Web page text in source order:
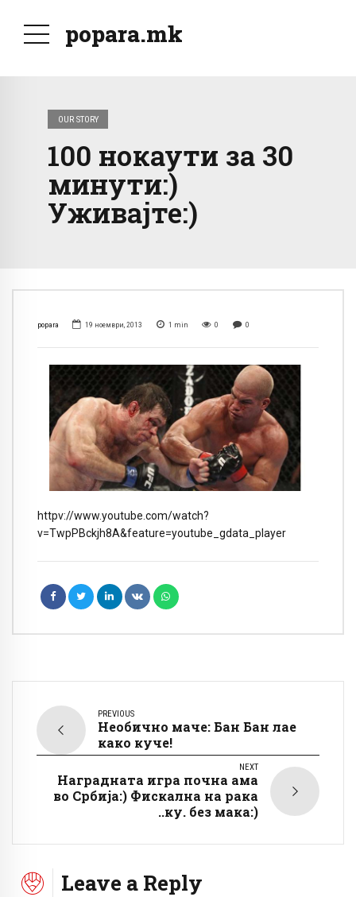
popara.mk
OUR STORY
100 нокаути за 30
минути:)
Уживајте:)
popara 19 ноември, 2013 1 min 0 0
httpv://www.youtube.com/watch?
v=TwpPBckjh8A&feature=youtube_gdata_player
PREVIOUS
Необично маче: Бан Бан лае
како куче!
NEXT
Наградната игра почна ама
во Србија:) Фискална на рака
..ку. без мака:)
Leave a Reply